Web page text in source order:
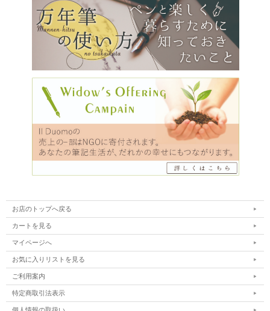
お店のトップへ戻る
カートを見る
マイページへ
お気に入りリストを見る
ご利用案内
特定商取引法表示